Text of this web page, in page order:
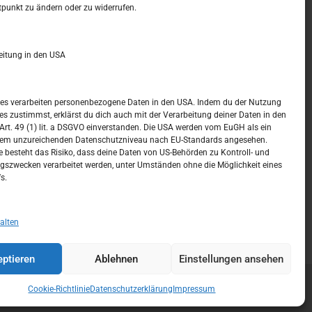
zu ändern oder zu widerrufen.
in den USA
verarbeiten personenbezogene Daten in den USA. Indem du der Nutzung
zustimmst, erklärst du dich auch mit der Verarbeitung deiner Daten in den
49 (1) lit. a DSGVO einverstanden. Die USA werden vom EuGH als ein
unzureichenden Datenschutzniveau nach EU-Standards angesehen.
besteht das Risiko, dass deine Daten von US-Behörden zu Kontroll- und
verarbeitet werden, unter Umständen ohne die Möglichkeit eines
Ablehnen Einstellungen ansehen
Cookie-RichtlinieDatenschutzerklärung Impressum
–
Kalendar
5 6 7 8 9 10 11
12 13 14 15 16 17
19 20 21 22 23 24 25